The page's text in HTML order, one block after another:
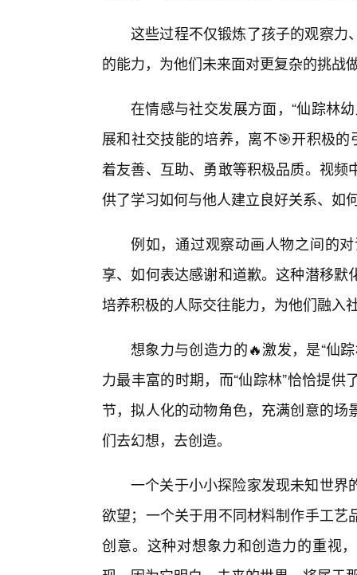
这些过程不仅锻炼了孩子的观察力
的能力，为他们未来面对更复杂的挑战
在情感与社交发展方面，“仙踪林
展和社交技能的培养，离不🎯开积极
着友善、互助、勇敢等积极品质。视
供了学习如何与他人建立良好关系、如
例如，通过观察动画人物之间的
享、如何表达感谢和道歉。这种潜移
培养积极的人际交往能力，为他们融入
想象力与创造力的🔥激发，是“仙
力最丰富的时期，而“仙踪林”恰恰提
节，拟人化的动物角色，充满创意的
们去幻想，去创造。
一个关于小小探险家发现未知世界
欲望；一个关于用不同材料制作手工
创意。这种对想象力和创造力的重视